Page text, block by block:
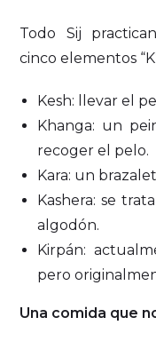
Todo Sij
cinco elementos
Kesh: llevar el
Khanga: un
recoger el pelo.
Kara: un
Kashera: se
algodón.
Kirpán:
pero
Una comida que